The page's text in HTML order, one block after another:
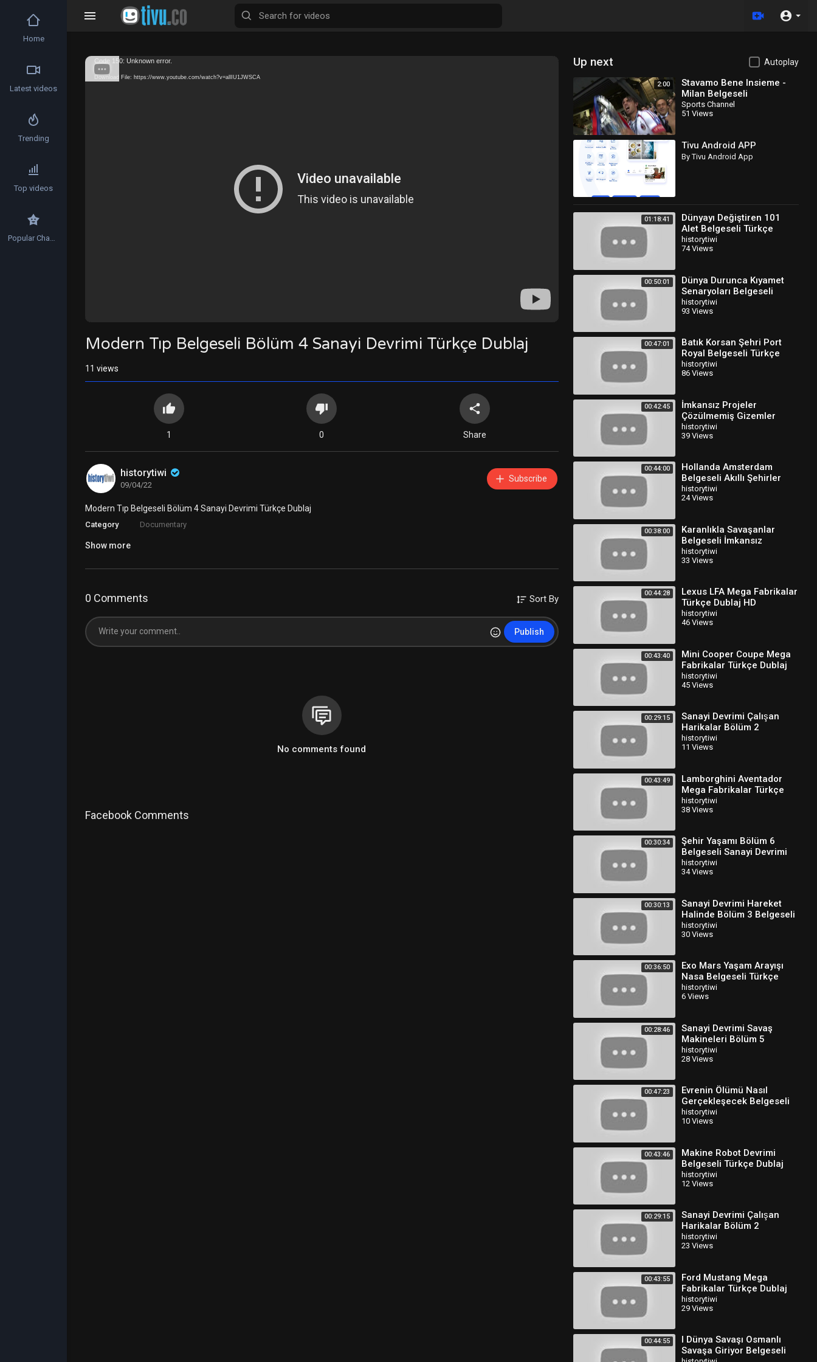
Video
Player
Code 150: Unknown error.
Download File: https://www.youtube.com/watch?v=allIU1JWSCA
Modern Tıp Belgeseli Bölüm 4 Sanayi Devrimi Türkçe Dublaj
11 views
1 0 Share
historytiwi
09/04/22
Subscribe
Modern Tıp Belgeseli Bölüm 4 Sanayi Devrimi Türkçe Dublaj
Category Documentary
Show more
0 Comments Sort By
Publish
No comments found
Facebook Comments
Up next Autoplay
2:00
Stavamo Bene Insieme -
Milan Belgeseli
Sports Channel
51 Views
Tivu Android APP
By Tivu Android App
01:18:41
Dünyayı Değiştiren 101
Alet Belgeseli Türkçe
Dublaj
historytiwi
74 Views
00:50:01
Dünya Durunca Kıyamet
Senaryoları Belgeseli
Türkçe Dublaj
historytiwi
93 Views
00:47:01
Batık Korsan Şehri Port
Royal Belgeseli Türkçe
Dublaj
historytiwi
86 Views
00:42:45
İmkansız Projeler
Çözülmemiş Gizemler
Belgeseli Türkçe Dublaj
historytiwi
39 Views
00:44:00
Hollanda Amsterdam
Belgeseli Akıllı Şehirler
Türkçe Dublaj
historytiwi
24 Views
00:38:00
Karanlıkla Savaşanlar
Belgeseli İmkansız
Projeler Türkçe Dublaj
historytiwi
33 Views
00:44:28
Lexus LFA Mega Fabrikalar
Türkçe Dublaj HD
historytiwi
46 Views
00:43:40
Mini Cooper Coupe Mega
Fabrikalar Türkçe Dublaj
HD
historytiwi
45 Views
00:29:15
Sanayi Devrimi Çalışan
Harikalar Bölüm 2
Belgeseli Türkçe Dublaj
historytiwi
11 Views
00:43:49
Lamborghini Aventador
Mega Fabrikalar Türkçe
Dublaj HD
historytiwi
38 Views
00:30:34
Şehir Yaşamı Bölüm 6
Belgeseli Sanayi Devrimi
Türkçe Dublaj
historytiwi
34 Views
00:30:13
Sanayi Devrimi Hareket
Halinde Bölüm 3 Belgeseli
Türkçe Dublaj
historytiwi
30 Views
00:36:50
Exo Mars Yaşam Arayışı
Nasa Belgeseli Türkçe
Dublaj
historytiwi
6 Views
00:28:46
Sanayi Devrimi Savaş
Makineleri Bölüm 5
Belgeseli Türkçe Dublaj 2
historytiwi
28 Views
00:47:23
Evrenin Ölümü Nasıl
Gerçekleşecek Belgeseli
Türkçe Dublaj
historytiwi
10 Views
00:43:46
Makine Robot Devrimi
Belgeseli Türkçe Dublaj
historytiwi
12 Views
00:29:15
Sanayi Devrimi Çalışan
Harikalar Bölüm 2
Belgeseli Türkçe Dublaj
historytiwi
23 Views
00:43:55
Ford Mustang Mega
Fabrikalar Türkçe Dublaj
HD
historytiwi
29 Views
00:44:55
I Dünya Savaşı Osmanlı
Savaşa Giriyor Belgeseli
Home
Latest videos
Trending
Top videos
Popular Channels